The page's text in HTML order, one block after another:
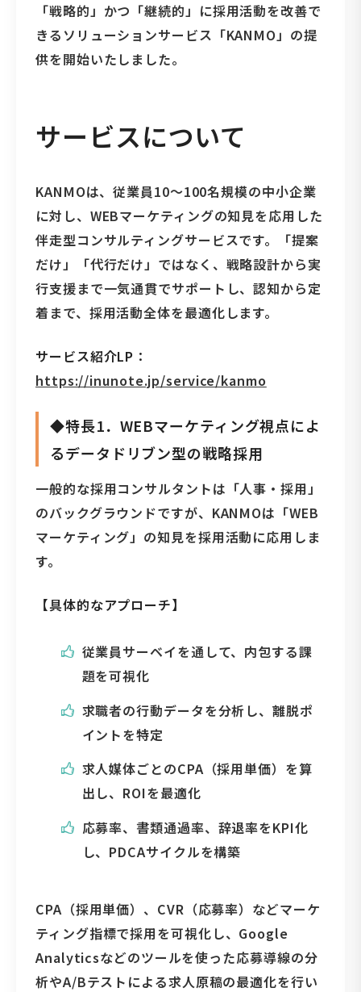
「戦略的」かつ「継続的」に採用活動を改善で
きるソリューションサービス「KANMO」の提
供を開始いたしました。
サービスについて
KANMOは、従業員10〜100名規模の中小企業
に対し、WEBマーケティングの知見を応用した
伴走型コンサルティングサービスです。「提案
だけ」「代行だけ」ではなく、戦略設計から実
行支援まで一気通貫でサポートし、認知から定
着まで、採用活動全体を最適化します。
サービス紹介LP：
https://inunote.jp/service/kanmo
◆特長1．WEBマーケティング視点によ
るデータドリブン型の戦略採用
一般的な採用コンサルタントは「人事・採用」
のバックグラウンドですが、KANMOは「WEB
マーケティング」の知見を採用活動に応用しま
す。
【具体的なアプローチ】
従業員サーベイを通して、内包する課
題を可視化
求職者の行動データを分析し、離脱ポ
イントを特定
求人媒体ごとのCPA（採用単価）を算
出し、ROIを最適化
応募率、書類通過率、辞退率をKPI化
し、PDCAサイクルを構築
CPA（採用単価）、CVR（応募率）などマーケ
ティング指標で採用を可視化し、Google
Analyticsなどのツールを使った応募導線の分
析やA/Bテストによる求人原稿の最適化を行い